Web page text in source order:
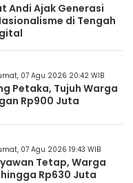
Andi Ajak Generasi
di Tengah
07 Agu 2026 20:42 WIB
Petaka, Tujuh Warga
Rp900 Juta
07 Agu 2026 19:43 WIB
Tetap, Warga
Rp630 Juta